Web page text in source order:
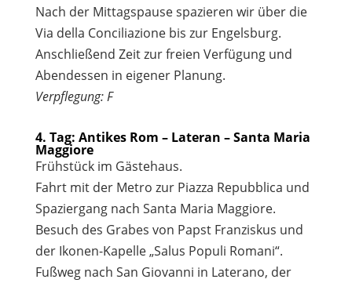
Nach der Mittagspause spazieren wir über die
Via della Conciliazione bis zur Engelsburg.
Anschließend Zeit zur freien Verfügung und
Abendessen in eigener Planung.
Verpflegung: F
4. Tag: Antikes Rom – Lateran – Santa Maria
Maggiore
Frühstück im Gästehaus.
Fahrt mit der Metro zur Piazza Repubblica und
Spaziergang nach Santa Maria Maggiore.
Besuch des Grabes von Papst Franziskus und
der Ikonen-Kapelle „Salus Populi Romani“.
Fußweg nach San Giovanni in Laterano, der